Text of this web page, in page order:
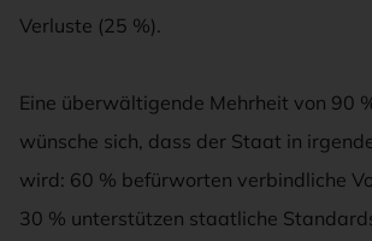
Verluste (25 %).
Eine überwältigende Mehrheit von 90
wünsche sich, dass der Staat in
wird: 60 % befürworten verbindliche
30 % unterstützen staatliche